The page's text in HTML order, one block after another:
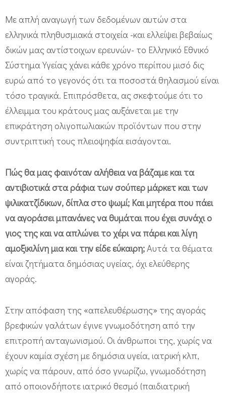
Με απλή αναγωγή των δεδομένων αυτών στα
ελληνικά πληθυσμιακά στοιχεία -και ελλείψει βεβαίως
δικών μας αντίστοιχων ερευνών- το Ελληνικό Εθνικό
Σύστημα Υγείας χάνει κάθε χρόνο περίπου μισό δις
ευρώ από το γεγονός ότι τα ποσοστά θηλασμού είναι
τόσο τραγικά. Επιπρόσθετα, ας σκεφτούμε ότι το
έλλειμμα του κράτους μας αυξάνεται με την
επικράτηση ολιγοπωλιακών προϊόντων που στην
συντριπτική τους πλειοψηφία εισάγονται.
Πώς θα μας φαινόταν αλήθεια να βάζαμε και τα
αντιβιοτικά στα ράφια των σούπερ μάρκετ και των
ψιλικατζίδικων, δίπλα στο ψωμί; Και μητέρα που πάει
να αγοράσει μπανάνες να θυμάται που έχει συνάχι ο
γιος της και να απλώνει το χέρι να πάρει και λίγη
αμοξικιλίνη μια και την είδε εύκαιρη;Αυτά τα θέματα
είναι ζητήματα δημόσιας υγείας, όχι ελεύθερης
αγοράς.
Στην απόφαση της «απελευθέρωσης» της αγοράς
βρεφικών γαλάτων έγινε γνωμοδότηση από την
επιτροπή ανταγωνισμού. Οι άνθρωποι της, χωρίς να
έχουν καμία σχέση με δημόσια υγεία, ιατρική κλπ,
χωρίς να πάρουν, από όσο γνωρίζω, γνωμοδότηση
από οποιονδήποτε ιατρικό θεσμό (παιδιατρική